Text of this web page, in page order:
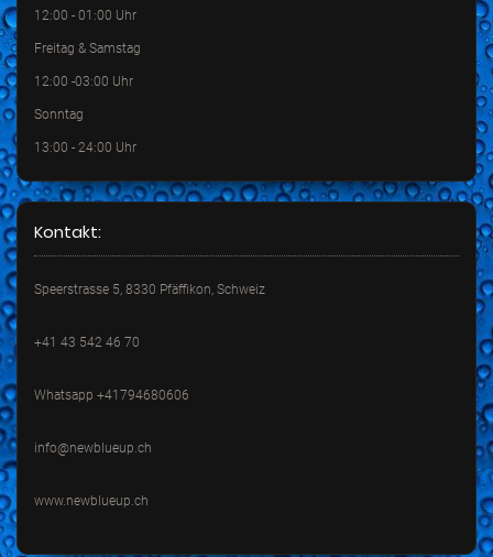
12:00 - 01:00 Uhr
Freitag & Samstag
12:00 -03:00 Uhr
Sonntag
13:00 - 24:00 Uhr
Kontakt:
Speerstrasse 5, 8330 Pfäffikon, Schweiz
+41 43 542 46 70
Whatsapp +41794680606
info@newblueup.ch
www.newblueup.ch